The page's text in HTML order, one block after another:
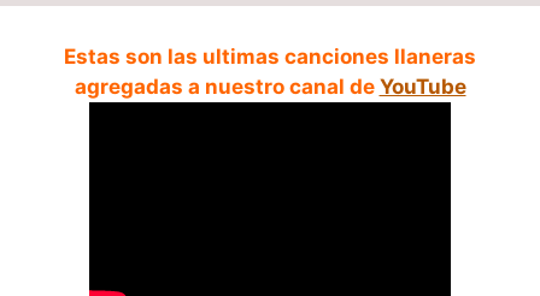
Estas son las ultimas canciones llaneras
agregadas a nuestro canal de YouTube